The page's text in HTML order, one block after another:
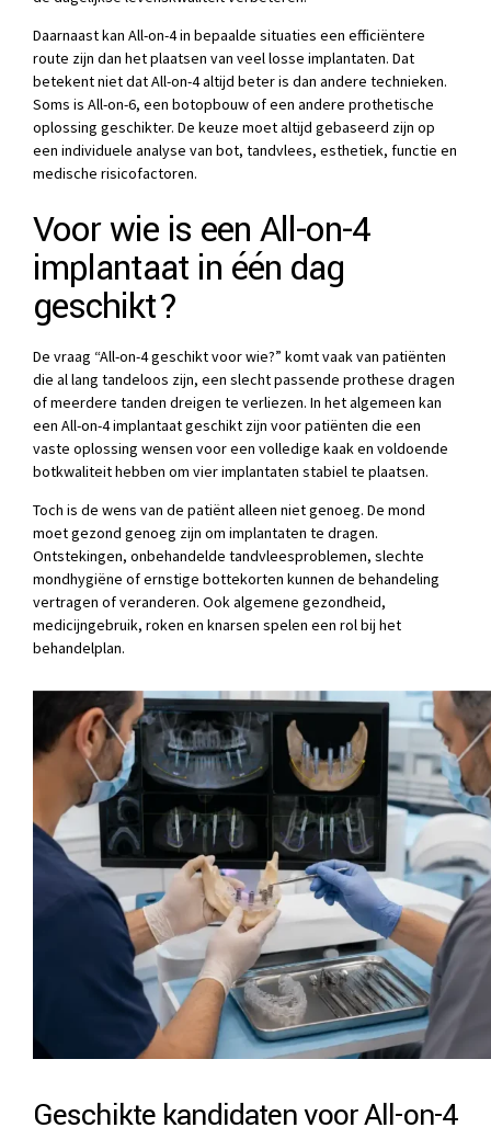
Daarnaast kan All-on-4 in bepaalde situaties een efficiëntere
route zijn dan het plaatsen van veel losse implantaten. Dat
betekent niet dat All-on-4 altijd beter is dan andere technieken.
Soms is All-on-6, een botopbouw of een andere prothetische
oplossing geschikter. De keuze moet altijd gebaseerd zijn op
een individuele analyse van bot, tandvlees, esthetiek, functie en
medische risicofactoren.
Voor wie is een All-on-4
implantaat in één dag
geschikt?
De vraag “All-on-4 geschikt voor wie?” komt vaak van patiënten
die al lang tandeloos zijn, een slecht passende prothese dragen
of meerdere tanden dreigen te verliezen. In het algemeen kan
een All-on-4 implantaat geschikt zijn voor patiënten die een
vaste oplossing wensen voor een volledige kaak en voldoende
botkwaliteit hebben om vier implantaten stabiel te plaatsen.
Toch is de wens van de patiënt alleen niet genoeg. De mond
moet gezond genoeg zijn om implantaten te dragen.
Ontstekingen, onbehandelde tandvleesproblemen, slechte
mondhygiëne of ernstige bottekorten kunnen de behandeling
vertragen of veranderen. Ook algemene gezondheid,
medicijngebruik, roken en knarsen spelen een rol bij het
behandelplan.
Geschikte kandidaten voor All-on-4